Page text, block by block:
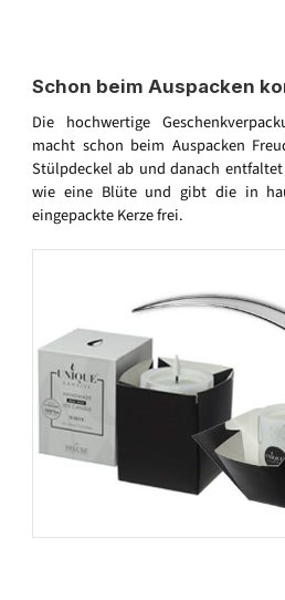
Schon beim Auspacken
Die hochwertige
macht schon beim Auspacken
Stülpdeckel ab und danach
wie eine Blüte und gibt die in
eingepackte Kerze frei.